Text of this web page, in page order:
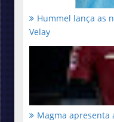
Hummel lança as
Velay
Magma apresenta